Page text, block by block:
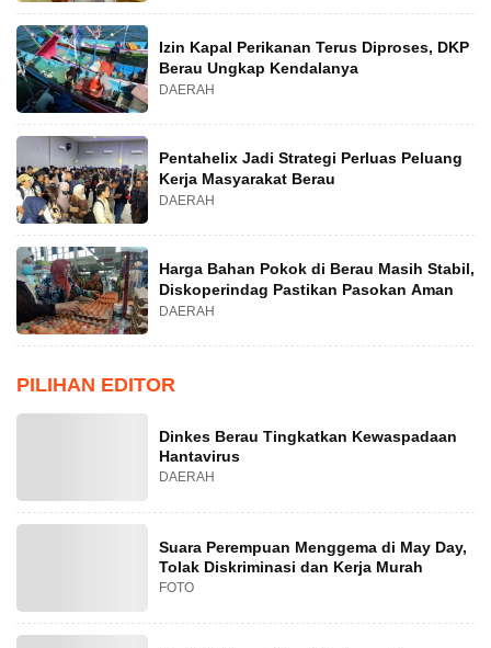
Izin Kapal Perikanan Terus Diproses, DKP
Berau Ungkap Kendalanya
DAERAH
Pentahelix Jadi Strategi Perluas Peluang
Kerja Masyarakat Berau
DAERAH
Harga Bahan Pokok di Berau Masih Stabil,
Diskoperindag Pastikan Pasokan Aman
DAERAH
PILIHAN EDITOR
Dinkes Berau Tingkatkan Kewaspadaan
Hantavirus
DAERAH
Suara Perempuan Menggema di May Day,
Tolak Diskriminasi dan Kerja Murah
FOTO